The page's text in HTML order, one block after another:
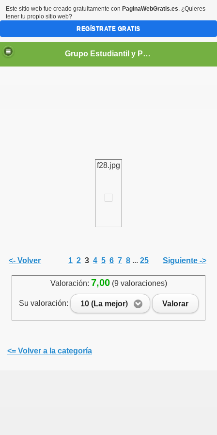
Grupo Estudiantil y Profesional de Univalle - GEPU -
f28.jpg
<- Volver 1 2 3 4 5 6 7 8 ... 25 Siguiente ->
Valoración: 7,00(9 valoraciones)
Su valoración: 10 (La mejor) Valorar
<= Volver a la categoría
Este sitio web fue creado gratuitamente con PaginaWebGratis.es. ¿Quieres
tener tu propio sitio web?
REGÍSTRATE GRATIS